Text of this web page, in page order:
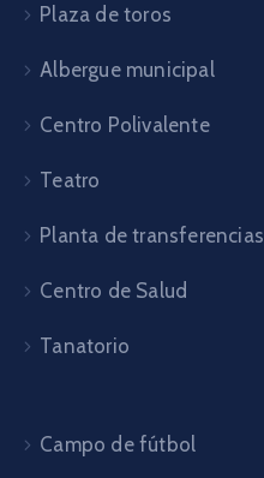
Plaza de toros
Albergue municipal
Centro Polivalente
Teatro
Planta de transferencias
Centro de Salud
Tanatorio
Campo de fútbol